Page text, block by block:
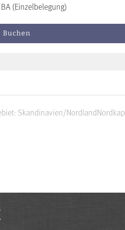
(Einzelbelegung)
Buchen
Skandinavien/NordlandNordkap